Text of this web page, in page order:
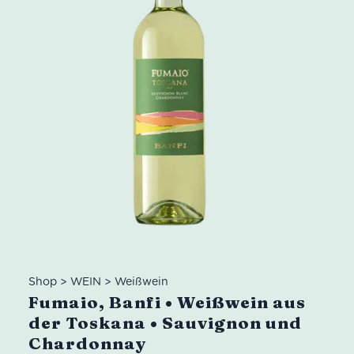
Shop> WEIN > Weißwein
Fumaio, Banfi • Weißwein aus
der Toskana • Sauvignon und
Chardonnay